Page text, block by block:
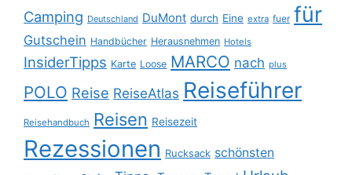
Camping Deutschland DuMont durch Eine extra fuer für
Gutschein Handbücher Herausnehmen Hotels
InsiderTipps Karte Loose MARCO nach plus
POLO Reise ReiseAtlas Reiseführer
Reisehandbuch Reisen Reisezeit
Rezessionen Rucksack schönsten